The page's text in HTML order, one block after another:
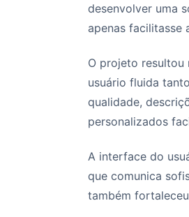
desenvolver uma
apenas facilitasse
O projeto resultou
usuário fluida
qualidade,
personalizados
A interface do
que comunica
também